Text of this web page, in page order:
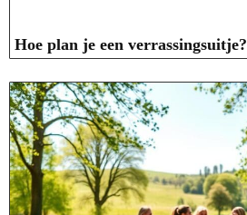
Hoe plan je een verrassingsuitje?